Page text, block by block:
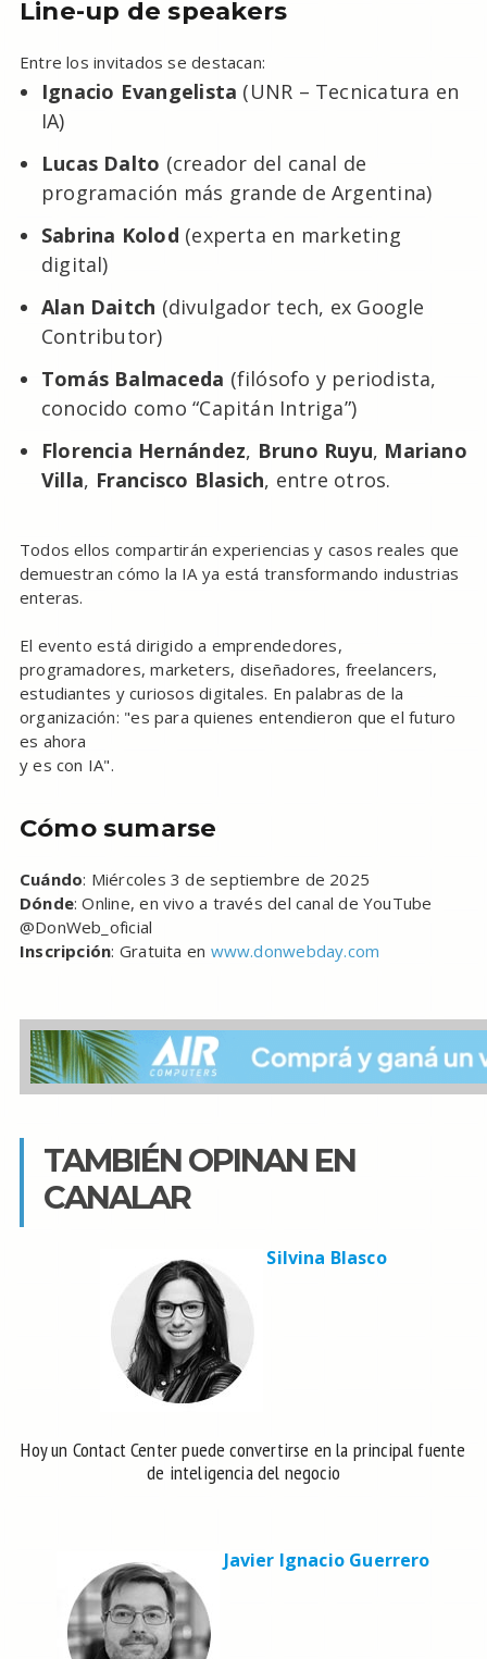
Line-up de speakers
Entre los invitados se destacan:
Ignacio Evangelista (UNR – Tecnicatura en
IA)
Lucas Dalto (creador del canal de
programación más grande de Argentina)
Sabrina Kolod (experta en marketing
digital)
Alan Daitch (divulgador tech, ex Google
Contributor)
Tomás Balmaceda (filósofo y periodista,
conocido como “Capitán Intriga”)
Florencia Hernández, Bruno Ruyu, Mariano
Villa, Francisco Blasich, entre otros.
Todos ellos compartirán experiencias y casos reales que
demuestran cómo la IA ya está transformando industrias
enteras.
El evento está dirigido a emprendedores,
programadores, marketers, diseñadores, freelancers,
estudiantes y curiosos digitales. En palabras de la
organización: "es para quienes entendieron que el futuro
es ahora
y es con IA".
Cómo sumarse
Cuándo: Miércoles 3 de septiembre de 2025
Dónde: Online, en vivo a través del canal de YouTube
@DonWeb_oficial
Inscripción: Gratuita en www.donwebday.com
TAMBIÉN OPINAN EN
CANALAR
Silvina Blasco
Hoy un Contact Center puede convertirse en la principal fuente
de inteligencia del negocio
Javier Ignacio Guerrero